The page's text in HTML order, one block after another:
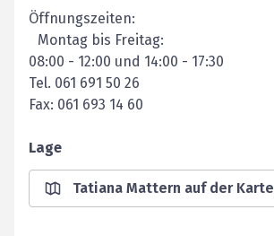
Öffnungszeiten:
Montag bis Freitag:
08:00 - 12:00 und 14:00 - 17:30
Tel. 061 691 50 26
Fax: 061 693 14 60
Lage
Tatiana Mattern auf der Karte